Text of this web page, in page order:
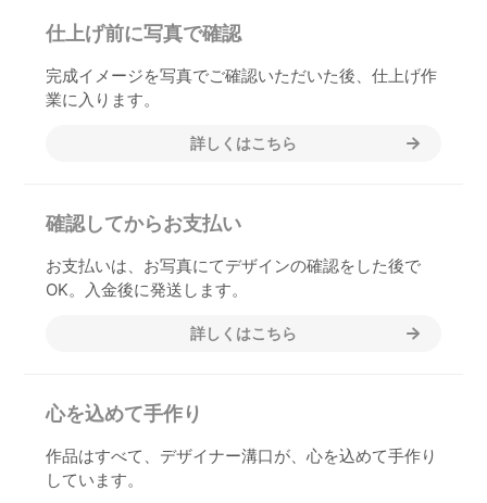
仕上げ前に写真で確認
完成イメージを写真でご確認いただいた後、仕上げ作
業に入ります。
詳しくはこちら
確認してからお支払い
お支払いは、お写真にてデザインの確認をした後で
OK。入金後に発送します。
詳しくはこちら
心を込めて手作り
作品はすべて、デザイナー溝口が、心を込めて手作り
しています。